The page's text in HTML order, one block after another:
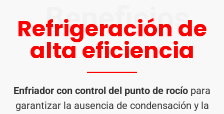
Beneficios
Refrigeración de
alta eficiencia
Enfriador con control del punto de rocío para
garantizar la ausencia de condensación y la